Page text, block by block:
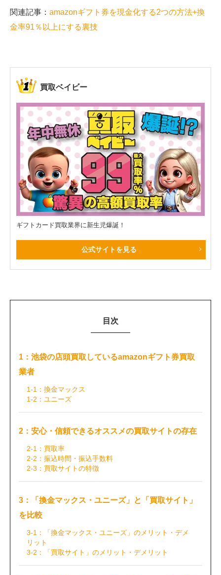
関連記事： amazonギフト券を現金化する2つの方法+換
金率91％以上にする裏技
買取ベイビー
ギフトカード買取業界に新生児爆誕！
公式サイトを見る
目次
1：池袋の店頭買取しているamazonギフト券買取
業者
1-1：換金マックス
1-2：ユニーズ
2：安心・信頼できるオススメの買取サイトの存在
2-1：買取率
2-2：振込時間・振込手数料
2-3：買取サイトの特徴
3：「換金マックス・ユニーズ」と「買取サイト」
を比較
3-1：「換金マックス・ユニーズ」のメリット・デメ
リット
3-2：「買取サイト」のメリット・デメリット